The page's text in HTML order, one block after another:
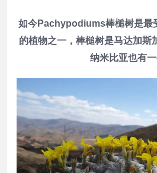
如今Pachypodiums棒槌树是最
的植物之一，棒槌树是马达加斯
纳米比亚也有一